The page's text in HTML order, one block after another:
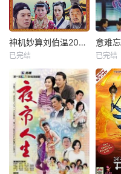
神机妙算刘伯温2006
已完结
意难忘
已完结